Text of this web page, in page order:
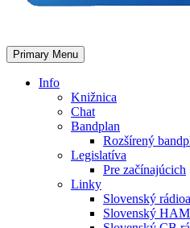
Primary Menu
Info
Knižnica
Chat
Bandplan
Rozšírený
Legislatíva
Pre začínajúcich
Linky
Slovenský
Slovenský